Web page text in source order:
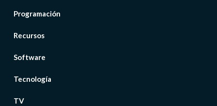
Programación
Recursos
Software
Tecnología
TV